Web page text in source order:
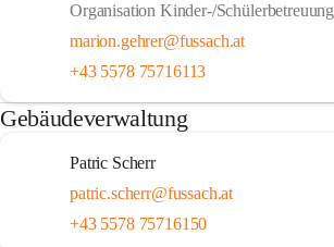
Organisation Kinder-/Schülerbetreuung
marion.gehrer@fussach.at
+43 5578 75716113
Gebäudeverwaltung
Patric Scherr
patric.scherr@fussach.at
+43 5578 75716150